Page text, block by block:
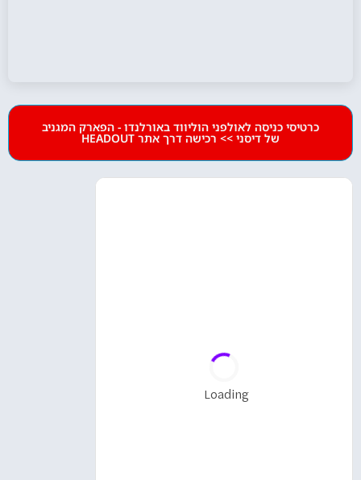
כרטיסי כניסה לאולפני הוליווד באורלנדו - הפארק המגניב
של דיסני >> רכישה דרך אתר HEADOUT